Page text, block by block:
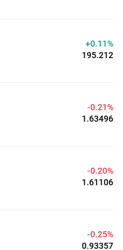
+0.11%
195.212
-0.21%
1.63496
-0.20%
1.61106
-0.25%
0.93357